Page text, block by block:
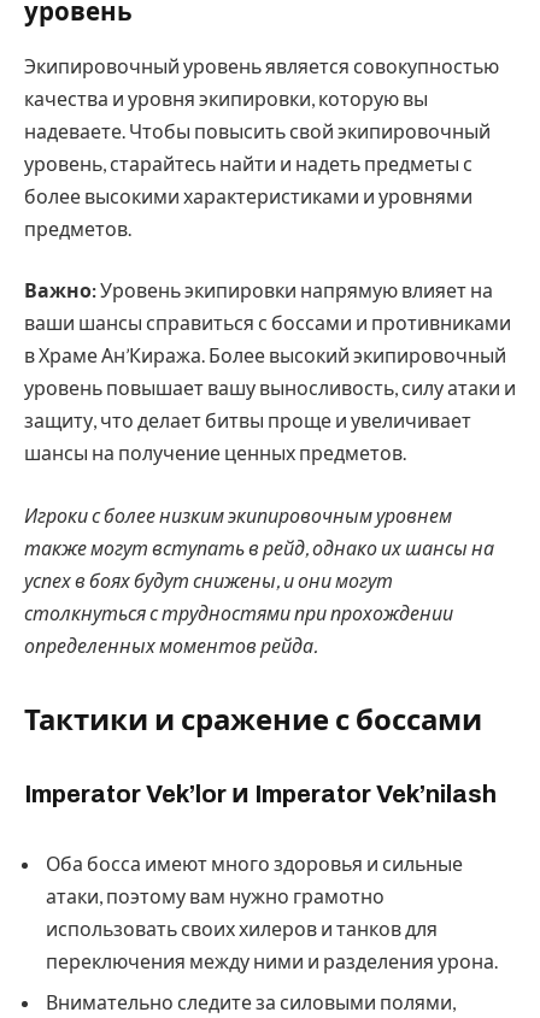
уровень
Экипировочный уровень является совокупностью
качества и уровня экипировки, которую вы
надеваете. Чтобы повысить свой экипировочный
уровень, старайтесь найти и надеть предметы с
более высокими характеристиками и уровнями
предметов.
Важно:Уровень экипировки напрямую влияет на
ваши шансы справиться с боссами и противниками
в Храме Ан’Киража. Более высокий экипировочный
уровень повышает вашу выносливость, силу атаки и
защиту, что делает битвы проще и увеличивает
шансы на получение ценных предметов.
Игроки с более низким экипировочным уровнем
также могут вступать в рейд, однако их шансы на
успех в боях будут снижены, и они могут
столкнуться с трудностями при прохождении
определенных моментов рейда.
Тактики и сражение с боссами
Imperator Vek’lor и Imperator Vek’nilash
Оба босса имеют много здоровья и сильные
атаки, поэтому вам нужно грамотно
использовать своих хилеров и танков для
переключения между ними и разделения урона.
Внимательно следите за силовыми полями,